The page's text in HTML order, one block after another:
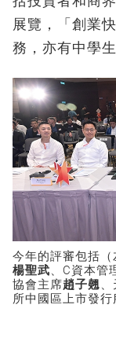
展覽，「創業
務，亦有中學
今年的評審包括
楊聖武、C資本管
協會主席趙子翹
所中國區上市發